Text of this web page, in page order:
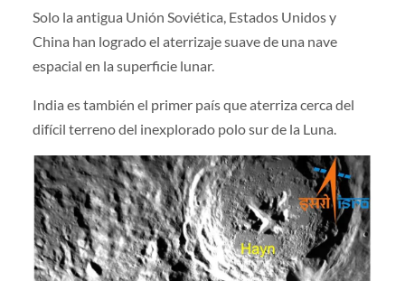
Solo la antigua Unión Soviética, Estados Unidos y
China han logrado el aterrizaje suave de una nave
espacial en la superficie lunar.
India es también el primer país que aterriza cerca del
difícil terreno del inexplorado polo sur de la Luna.